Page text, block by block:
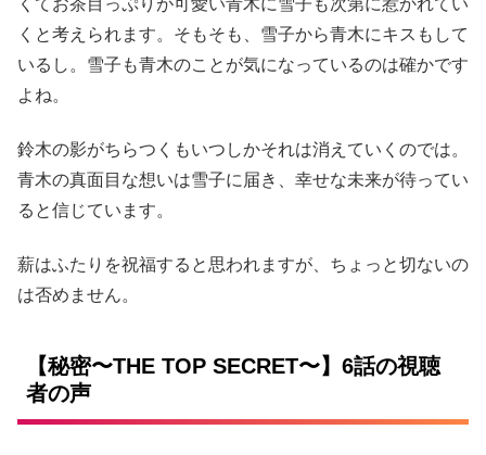
くと考えられます。そもそも、雪子から青木にキスもして
いるし。雪子も青木のことが気になっているのは確かです
よね。
鈴木の影がちらつくもいつしかそれは消えていくのでは。
青木の真面目な想いは雪子に届き、幸せな未来が待ってい
ると信じています。
薪はふたりを祝福すると思われますが、ちょっと切ないの
は否めません。
【秘密〜THE TOP SECRET〜】6話の視聴
者の声